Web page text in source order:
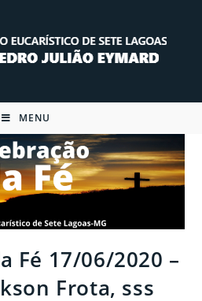
MENU
Fé 17/06/2020 –
Frota, sss